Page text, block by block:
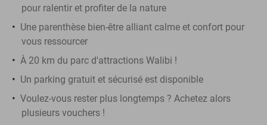
pour ralentir et profiter de la nature
Une parenthèse bien-être alliant calme et confort pour
vous ressourcer
À 20 km du parc d'attractions Walibi !
Un parking gratuit et sécurisé est disponible
Voulez-vous rester plus longtemps ? Achetez alors
plusieurs vouchers !